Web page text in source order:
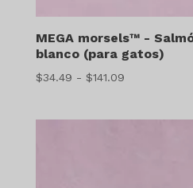
MEGA morsels™ -
blanco (para gatos)
$34.49 - $141.09Gama